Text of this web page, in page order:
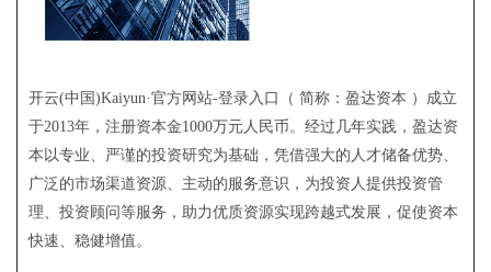
开云(中国)Kaiyun·官方网站-登录入口（ 简称：盈达资本 ）成立
于2013年，注册资本金1000万元人民币。经过几年实践，盈达资
本以专业、严谨的投资研究为基础，凭借强大的人才储备优势、
广泛的市场渠道资源、主动的服务意识，为投资人提供投资管
理、投资顾问等服务，助力优质资源实现跨越式发展，促使资本
快速、稳健增值。